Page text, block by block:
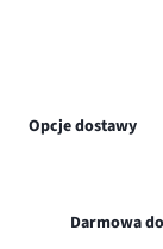
Opcje dostawy
Darmowa